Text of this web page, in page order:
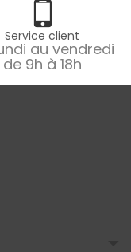
Service client
au vendredi
de 9h à 18h